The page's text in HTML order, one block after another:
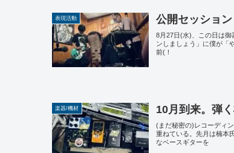
表現活動 公開セッショ
8月27日(水)、この日は
ンしましょう」に僕が「
前(！
楽器/機材 10月到来。弾
(まだ秘密の)レコーディ
重ねている。先月は楠本
なベースギターを